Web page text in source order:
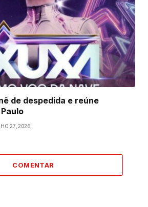
de despedida e reúne
27, 2026
COMENTAR